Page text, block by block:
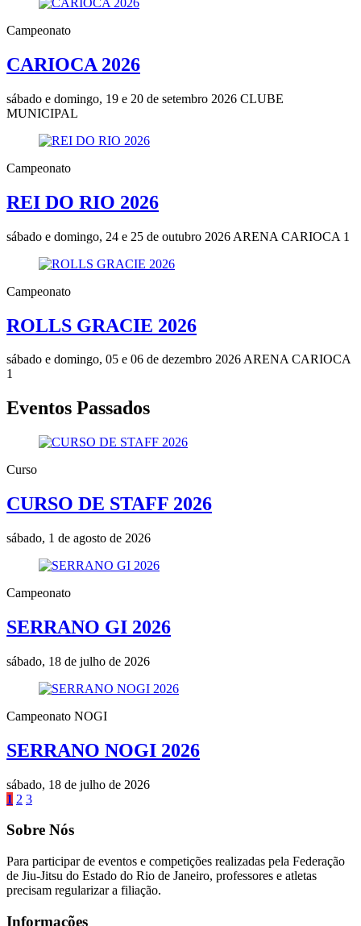
Campeonato
CARIOCA 2026
sábado e domingo, 19 e 20 de setembro 2026 CLUBE
MUNICIPAL
Campeonato
REI DO RIO 2026
sábado e domingo, 24 e 25 de outubro 2026 ARENA CARIOCA 1
Campeonato
ROLLS GRACIE 2026
sábado e domingo, 05 e 06 de dezembro 2026ARENA CARIOCA
1
Eventos Passados
Curso
CURSO DE STAFF 2026
sábado, 1 de agosto de 2026
Campeonato
SERRANO GI 2026
sábado, 18 de julho de 2026
Campeonato NOGI
SERRANO NOGI 2026
sábado, 18 de julho de 2026
1 2 3
Sobre Nós
Para participar de eventos e competições realizadas pela Federação
de Jiu-Jitsu do Estado do Rio de Janeiro, professores e atletas
precisam regularizar a filiação.
Informações